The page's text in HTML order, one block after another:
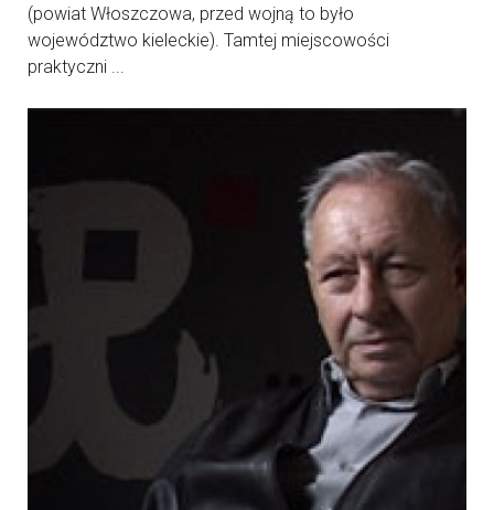
(powiat Włoszczowa, przed wojną to było
województwo kieleckie). Tamtej miejscowości
praktyczni ...